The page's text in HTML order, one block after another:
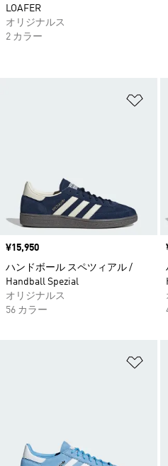
価格
¥15,950
ハンドボール スペツィアル /
Handball Spezial
オリジナルス
56 カラー
LOAFER
オリジナルス
2 カラー